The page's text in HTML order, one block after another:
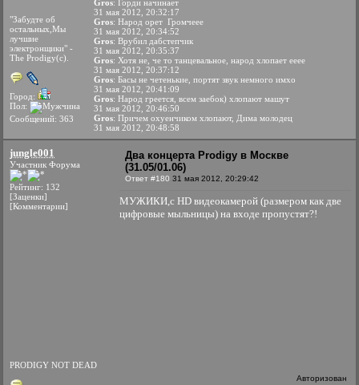
"Забудте об
остальных,Мы
лучшие
электронщики" -
The Prodigy(c).
Город:
Пол:
Сообщений: 363
Gros: Горди начинает
31 мая 2012, 20:32:17
Gros: Народ орет Громчеее
31 мая 2012, 20:34:52
Gros: Врубил дабстепчик
31 мая 2012, 20:35:37
Gros: Хотя не, че то танцевальное, народ хлопает ееее
31 мая 2012, 20:37:12
Gros: Басы не четенькие, портят звук немного имхо
31 мая 2012, 20:41:09
Gros: Народ греется, всем заебок) хлопают машут
31 мая 2012, 20:46:50
Gros: Причем охуенчиком хлопают, Дима молодец
31 мая 2012, 20:48:58
jungle001
Участник Форума
Рейтинг: 132
[Заценки]
[Комментарии]
PRODIGY NOT DEAD
Два концерта Prodigy в Москве
(31.05/01.06)
Ответ #180 31 мая 2012, 20:29:42
МУЖИКИ,с HD видеокамерой (размером как две
цифровые мыльницы) на входе пропустят?!
Авторизован